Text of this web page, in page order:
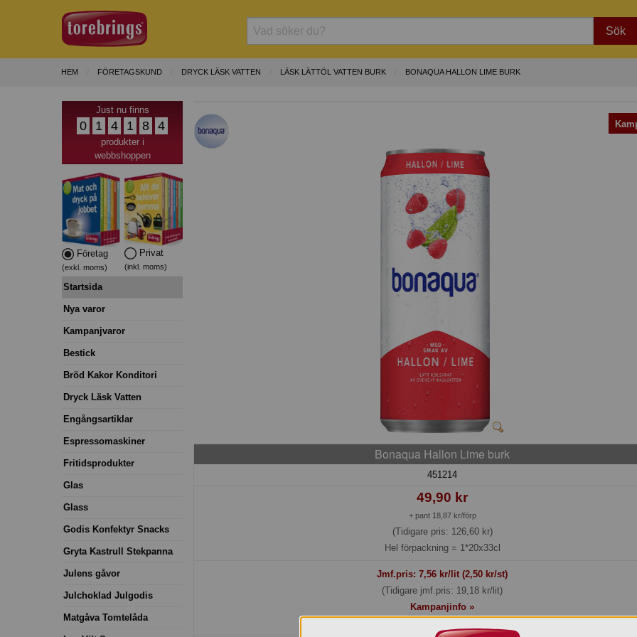
Sök
HEM FÖRETAGSKUND DRYCK LÄSK VATTEN LÄSK LÄTTÖL VATTEN BURK BONAQUA HALLON LIME BURK
Just nu finns
0 1 4 1 8 4
produkter i
webbshoppen
Företag
(exkl. moms)
Privat
(inkl. moms)
Startsida
Nya varor
Kampanjvaror
Bestick
Bröd Kakor Konditori
Dryck Läsk Vatten
Engångsartiklar
Espressomaskiner
Fritidsprodukter
Glas
Glass
Godis Konfektyr Snacks
Gryta Kastrull Stekpanna
Julens gåvor
Julchoklad Julgodis
Matgåva Tomtelåda
Bonaqua Hallon Lime burk
451214
49,90 kr
+ pant 18,87 kr/förp
(Tidigare pris: 126,60 kr)
Hel förpackning = 1*20x33cl
Jmf.pris: 7,56 kr/lit (2,50 kr/st)
(Tidigare jmf.pris: 19,18 kr/lit)
Kampanjinfo »